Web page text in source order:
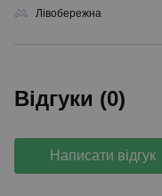
Лівобережна
Відгуки (0)
Написати відгук